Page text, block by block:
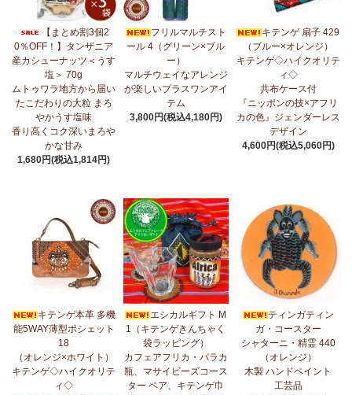
5/4：キコイ アフリカの布ページに新入荷！
綿織布
5/1：ティンガティンガ・アート～ズベリの作品コーナー新入荷！
私たちバラカは、ズベリが遺してくださった作品を、これからも
大切に紹介してまいります。
4/23：
【2026新茶入荷】アフリカンプライド～アッサム種タンザ
ニア紅茶～無農薬手摘み茶葉～
4/15：ノースリーブワンピース～前後2way仕様～
新入荷！ゆった
りシルエット
4/15：【新登場】ティアードフレアパンツ新入荷！大人気のティ
アードパンツが、さらに進化してバージョンアップ！
【2026新茶 予約開始】アフリカンプライド～アッサム種タ
ンザニア紅茶～無農薬手摘み茶葉～
4/13：
【2026新豆入荷】タンザニア産カシューナッツ＜素焼き＞
＜うす塩＞～こだわりの大粒 香り高くコク深いまろやかな甘み～
【まとめ割3個2
0％OFF！】タンザニア
産カシューナッツ＜うす
塩＞ 70g
ムトゥワラ地方から届い
たこだわりの大粒 まろ
やかうす塩味
香り高くコク深いまろや
かな甘み
1,680円(税込1,814円)
フリルマルチスト
ール 4（グリーン×ブル
ー）
マルチウェイなアレンジ
が楽しいプラスワンアイ
テム
3,800円(税込4,180円)
キテンゲ 扇子 429
（ブルー×オレンジ）
キテンゲ◇ハイクオリテ
ィ◇
共布ケース付
『ニッポンの技×アフリ
カの色』ジェンダーレス
デザイン
4,600円(税込5,060円)
キテンゲ本革 多機
能5WAY薄型ポシェット
18
（オレンジ×ホワイト）
キテンゲ◇ハイクオリテ
ィ◇
エシカルギフト M
1（キテンゲきんちゃく
袋ラッピング）
カフェアフリカ・バラカ
瓶、マサイビーズコース
ター ペア、キテンゲ巾
ティンガティン
ガ・コースター
シャターニ・精霊 440
（オレンジ）
木製 ハンドペイント
工芸品